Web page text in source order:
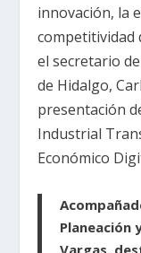
innovación, la
competitividad
el secretario
de Hidalgo,
presentación
Industrial
Económico
Planeación
Vargas,